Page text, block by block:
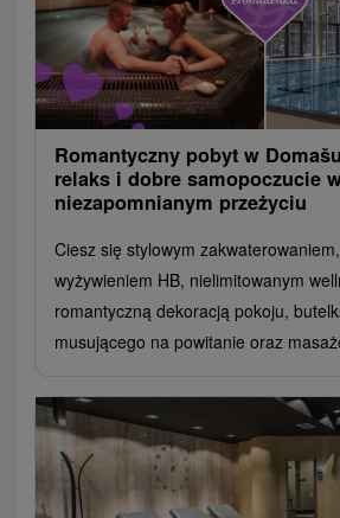
Romantyczny pobyt w
relaks i dobre samopoczucie
niezapomnianym przeżyciu
Ciesz się stylowym
wyżywieniem HB, nielimitowanym
romantyczną dekoracją pokoju,
musującego na powitanie oraz